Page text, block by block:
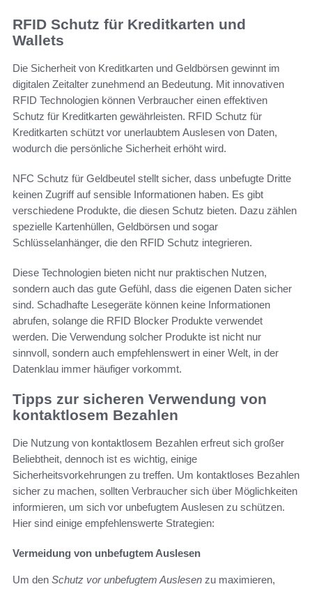
RFID Schutz für Kreditkarten und
Wallets
Die Sicherheit von Kreditkarten und Geldbörsen gewinnt im
digitalen Zeitalter zunehmend an Bedeutung. Mit innovativen
RFID Technologien können Verbraucher einen effektiven
Schutz für Kreditkarten gewährleisten. RFID Schutz für
Kreditkarten schützt vor unerlaubtem Auslesen von Daten,
wodurch die persönliche Sicherheit erhöht wird.
NFC Schutz für Geldbeutel stellt sicher, dass unbefugte Dritte
keinen Zugriff auf sensible Informationen haben. Es gibt
verschiedene Produkte, die diesen Schutz bieten. Dazu zählen
spezielle Kartenhüllen, Geldbörsen und sogar
Schlüsselanhänger, die den RFID Schutz integrieren.
Diese Technologien bieten nicht nur praktischen Nutzen,
sondern auch das gute Gefühl, dass die eigenen Daten sicher
sind. Schadhafte Lesegeräte können keine Informationen
abrufen, solange die RFID Blocker Produkte verwendet
werden. Die Verwendung solcher Produkte ist nicht nur
sinnvoll, sondern auch empfehlenswert in einer Welt, in der
Datenklau immer häufiger vorkommt.
Tipps zur sicheren Verwendung von
kontaktlosem Bezahlen
Die Nutzung von kontaktlosem Bezahlen erfreut sich großer
Beliebtheit, dennoch ist es wichtig, einige
Sicherheitsvorkehrungen zu treffen. Um kontaktloses Bezahlen
sicher zu machen, sollten Verbraucher sich über Möglichkeiten
informieren, um sich vor unbefugtem Auslesen zu schützen.
Hier sind einige empfehlenswerte Strategien:
Vermeidung von unbefugtem Auslesen
Um den Schutz vor unbefugtem Auslesen zu maximieren,